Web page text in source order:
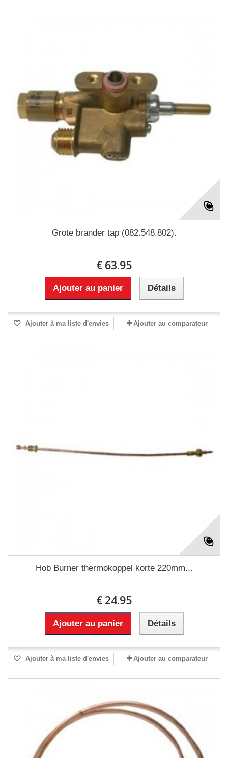
Grote brander tap (082.548.802).
€ 63.95
Ajouter au panier Détails
Ajouter à ma liste d'envies Ajouter au comparateur
Hob Burner thermokoppel korte 220mm...
€ 24.95
Ajouter au panier Détails
Ajouter à ma liste d'envies Ajouter au comparateur